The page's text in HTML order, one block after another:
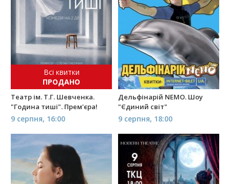
Всі квитки
ПРОДАНО
Театр ім. Т.Г. Шевченка.
"Година тиші". Прем'єра!
9 серпня, 16:00
Дельфінарій NEMO. Шоу
"Єдиний світ"
9 серпня, 18:00